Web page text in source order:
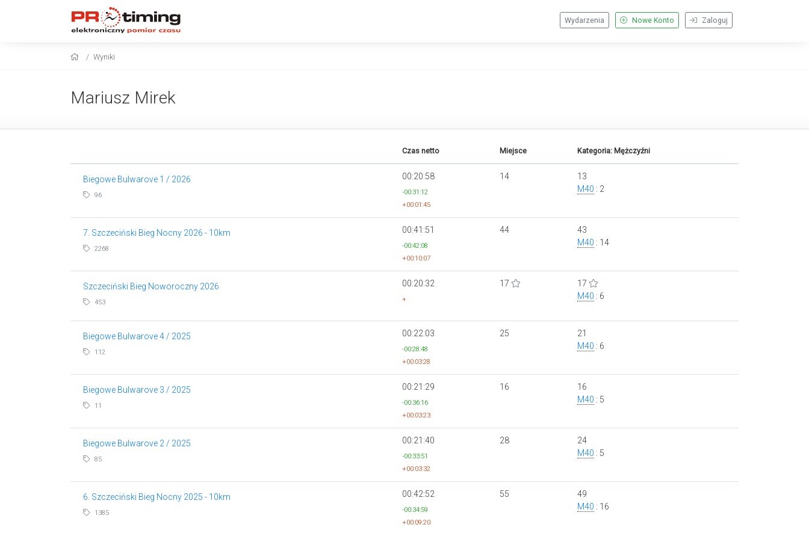
Zaloguj
Nowe Konto
Wydarzenia
Wyniki
Mariusz Mirek
Czas netto Miejsce Kategoria: Mężczyźni
Biegowe Bulwarove 1 / 2026
96
00:20:58
-00:31:12
+00:01:45
14
13
M40 : 2
7. Szczeciński Bieg Nocny 2026 - 10km
2268
00:41:51
-00:42:08
+00:10:07
44
43
M40 : 14
Szczeciński Bieg Noworoczny 2026
453
00:20:32
+
17
17
M40 : 6
Biegowe Bulwarove 4 / 2025
112
00:22:03
-00:28:48
+00:03:28
25
21
M40 : 6
Biegowe Bulwarove 3 / 2025
11
00:21:29
-00:36:16
+00:03:23
16
16
M40 : 5
Biegowe Bulwarove 2 / 2025
85
00:21:40
-00:33:51
+00:03:32
28
24
M40 : 5
6. Szczeciński Bieg Nocny 2025 - 10km
1385
00:42:52
-00:34:59
+00:09:20
55
49
M40 : 16